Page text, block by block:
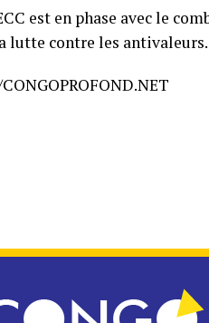
est en phase avec le
lutte contre les antivaleurs.